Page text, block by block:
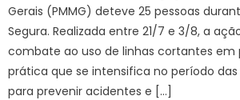
Gerais (PMMG) deteve 25 pessoas
Segura. Realizada entre 21/7 e 3/8, a
combate ao uso de linhas cortantes em
prática que se intensifica no período
para prevenir acidentes e […]